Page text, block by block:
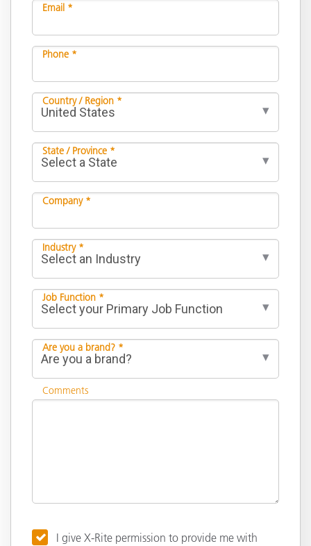
Email *
Phone *
Country / Region *
State / Province *
Company *
Industry *
Job Function *
Are you a brand? *
Comments
I give X-Rite permission to provide me with